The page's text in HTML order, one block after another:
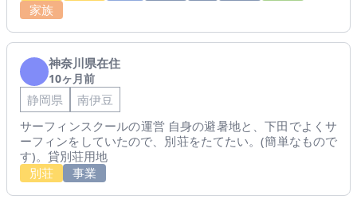
家族
神奈川県在住
10ヶ月前
静岡県
南伊豆
サーフィンスクールの運営 自身の避暑地と、下田でよくサ
ーフィンをしていたので、別荘をたてたい。(簡単なもので
す)。貸別荘用地
別荘
事業